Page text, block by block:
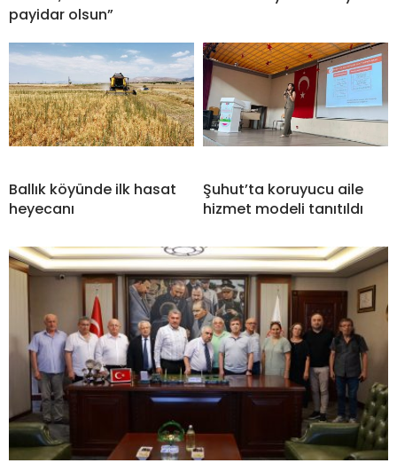
payidar olsun”
Ballık köyünde ilk hasat
heyecanı
Şuhut’ta koruyucu aile
hizmet modeli tanıtıldı